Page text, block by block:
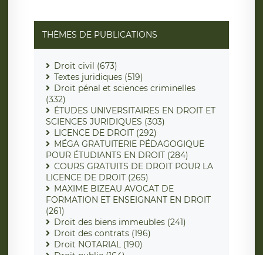
THÈMES DE PUBLICATIONS
Droit civil (673)
Textes juridiques (519)
Droit pénal et sciences criminelles
(332)
ÉTUDES UNIVERSITAIRES EN DROIT ET
SCIENCES JURIDIQUES (303)
LICENCE DE DROIT (292)
MÉGA GRATUITERIE PÉDAGOGIQUE
POUR ÉTUDIANTS EN DROIT (284)
COURS GRATUITS DE DROIT POUR LA
LICENCE DE DROIT (265)
MAXIME BIZEAU AVOCAT DE
FORMATION ET ENSEIGNANT EN DROIT
(261)
Droit des biens immeubles (241)
Droit des contrats (196)
Droit NOTARIAL (190)